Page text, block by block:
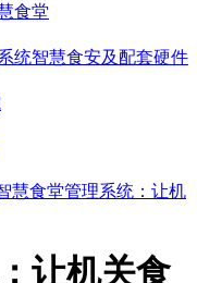
食堂
统智慧食安及配套硬件
慧食堂管理系统：让机
让机关食